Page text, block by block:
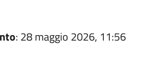
: 28 maggio 2026, 11:56